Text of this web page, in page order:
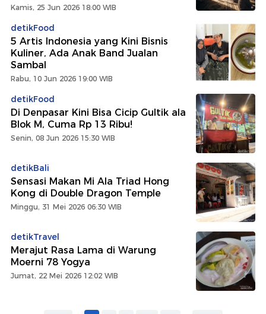
Kamis, 25 Jun 2026 18:00 WIB
detikFood
5 Artis Indonesia yang Kini Bisnis
Kuliner, Ada Anak Band Jualan
Sambal
Rabu, 10 Jun 2026 19:00 WIB
detikFood
Di Denpasar Kini Bisa Cicip Gultik ala
Blok M, Cuma Rp 13 Ribu!
Senin, 08 Jun 2026 15:30 WIB
detikBali
Sensasi Makan Mi Ala Triad Hong
Kong di Double Dragon Temple
Minggu, 31 Mei 2026 06:30 WIB
detikTravel
Merajut Rasa Lama di Warung
Moerni 78 Yogya
Jumat, 22 Mei 2026 12:02 WIB